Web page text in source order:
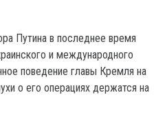
Путина в последнее время
и международного
поведение главы Кремля на
о его операциях держатся на